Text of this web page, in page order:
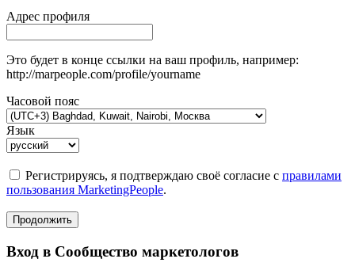
Адрес профиля
Это будет в конце ссылки на ваш профиль, например:
http://marpeople.com/profile/yourname
Часовой пояс
Язык
Регистрируясь, я подтверждаю своё согласие с правилами
пользования MarketingPeople.
Продолжить
Вход в Сообщество маркетологов